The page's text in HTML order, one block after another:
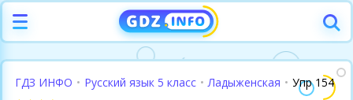
ГДЗ ИНФО • Русский язык 5 класс • Ладыженская • Упр 154